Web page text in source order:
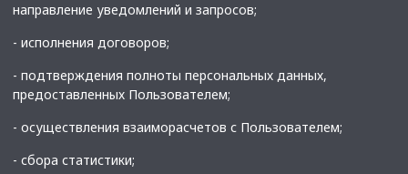
направление уведомлений и запросов;
- исполнения договоров;
- подтверждения полноты персональных данных,
предоставленных Пользователем;
- осуществления взаиморасчетов с Пользователем;
- сбора статистики;